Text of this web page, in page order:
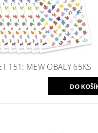
151: MEW OBALY 65KS